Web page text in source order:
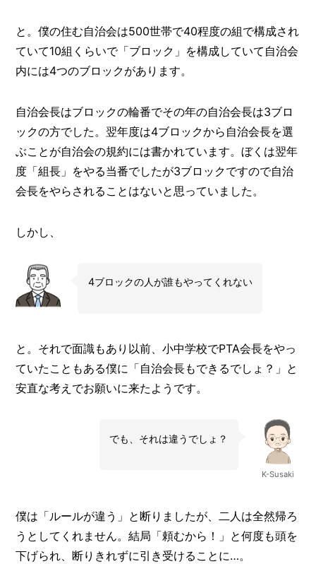
と。僕の住む自治会は500世帯で40程度の組で構成され
ていて10組くらいで「ブロック」を構成していて自治会
内には4つのブロックがあります。
自治会長はブロックの輪番でその年の自治会長は3ブロ
ックの方でした。翌年度は4ブロックから自治会長を選
ぶことが自治会の規約には書かれています。ぼくは翌年
度「組長」をやる当番でしたが3ブロックですので自治
会長をやらされることはないと思っていました。
しかし、
4ブロックの人が誰もやってくれない
と。それで面識もあり以前、小中学校でPTA会長をやっ
ていたこともある僕に「自治会長もできるでしょ？」と
安直な考えでお願いに来たようです。
K-Susaki
でも、それは違うでしょ？
僕は「ルールが違う」と断りましたが、二人は全然帰ろ
うとしてくれません。結局「頼むから！」と何度も頭を
下げられ、断りきれずに引き受けることに…。